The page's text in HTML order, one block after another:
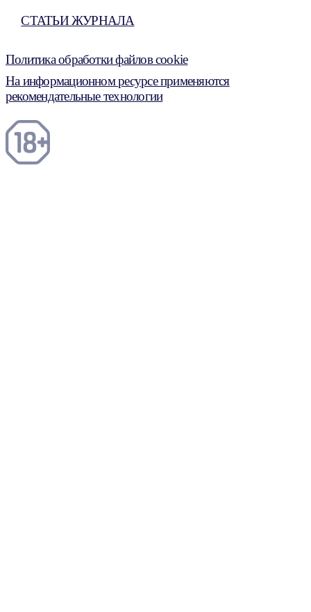
СТАТЬИ ЖУРНАЛА
Политика обработки файлов cookie
На информационном ресурсе применяются
рекомендательные технологии